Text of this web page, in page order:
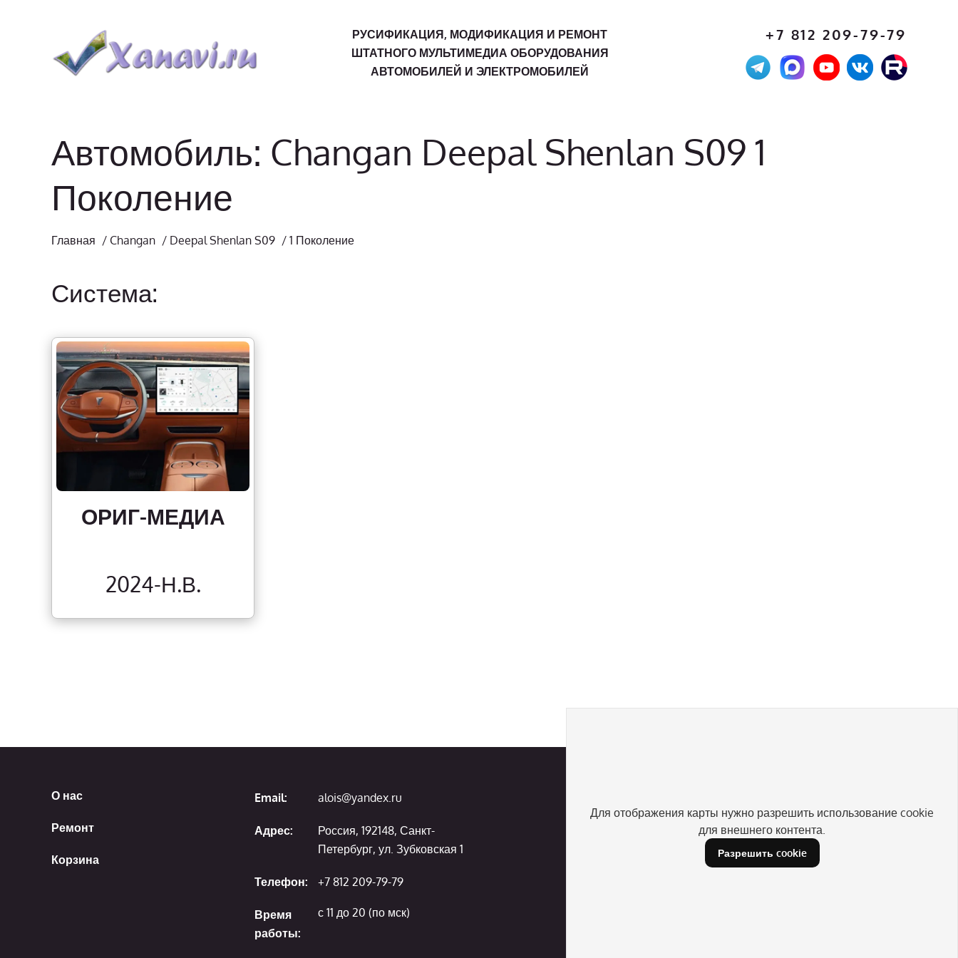
РУСИФИКАЦИЯ, МОДИФИКАЦИЯ И РЕМОНТ
ШТАТНОГО МУЛЬТИМЕДИА ОБОРУДОВАНИЯ
АВТОМОБИЛЕЙ И ЭЛЕКТРОМОБИЛЕЙ
+7 812 209-79-79
Автомобиль: Changan Deepal Shenlan S09 1
Поколение
Главная / Changan / Deepal Shenlan S09 / 1 Поколение
Система:
ОРИГ-МЕДИА
2024-Н.В.
О нас
Ремонт
Корзина
Email: alois@yandex.ru
Адрес:
Россия, 192148, Санкт-
Петербург, ул. Зубковская 1
Телефон: +7 812 209-79-79
Время
работы:
с 11 до 20 (по мск)
Для отображения карты нужно разрешить использование cookie
для внешнего контента.
Разрешить cookie